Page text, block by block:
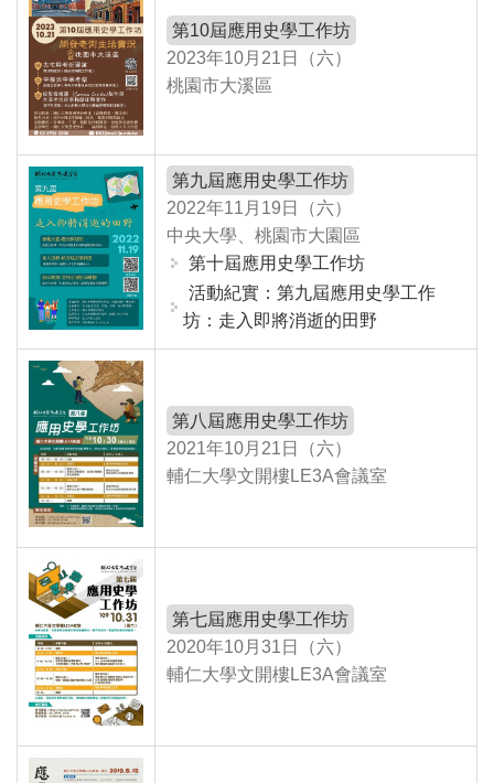
第10屆應用史學工作坊
2023年10月21日（六）
桃園市大溪區
第九屆應用史學工作坊
2022年11月19日（六）
中央大學、桃園市大園區
第十屆應用史學工作坊
活動紀實：第九屆應用史學工作
坊：走入即將消逝的田野
第八屆應用史學工作坊
2021年10月21日（六）
輔仁大學文開樓LE3A會議室
第七屆應用史學工作坊
2020年10月31日（六）
輔仁大學文開樓LE3A會議室